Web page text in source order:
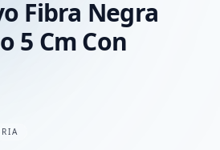
Fibra Negra
5 Cm Con